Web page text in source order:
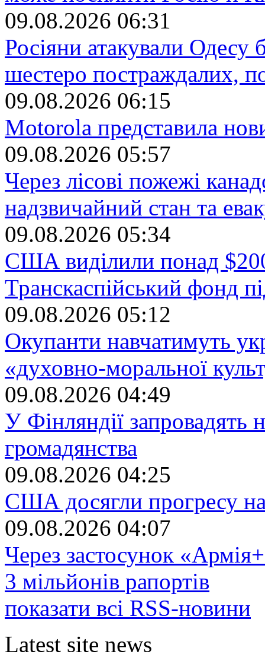
09.08.2026 06:31
Росіяни атакували Одесу
шестеро постраждалих,
09.08.2026 06:15
Motorola представила
09.08.2026 05:57
Через лісові пожежі
надзвичайний стан та
09.08.2026 05:34
США виділили понад
Транскаспійський фонд
09.08.2026 05:12
Окупанти навчатимуть
«духовно-моральної
09.08.2026 04:49
У Фінляндії запровадять
громадянства
09.08.2026 04:25
США досягли прогресу
09.08.2026 04:07
Через застосунок
3 мільйонів рапортів
показати всі RSS-новини
Latest site news